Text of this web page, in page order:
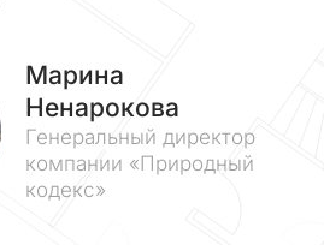
Марина
Ненарокова
Генеральный директор
компании «Природный
кодекс»